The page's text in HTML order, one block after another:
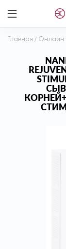
Главная /